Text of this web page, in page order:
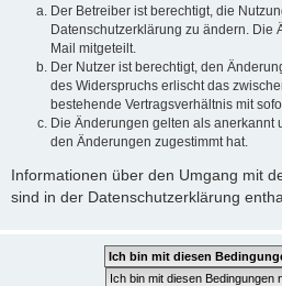
Der Betreiber ist berechtigt, die
Datenschutzerklärung zu ändern. Die
Mail mitgeteilt.
Der Nutzer ist berechtigt, den
des Widerspruchs erlischt das
bestehende Vertragsverhältnis mit
Die Änderungen gelten als anerkannt
den Änderungen zugestimmt hat.
Informationen über den Umgang mit
sind in der Datenschutzerklärung